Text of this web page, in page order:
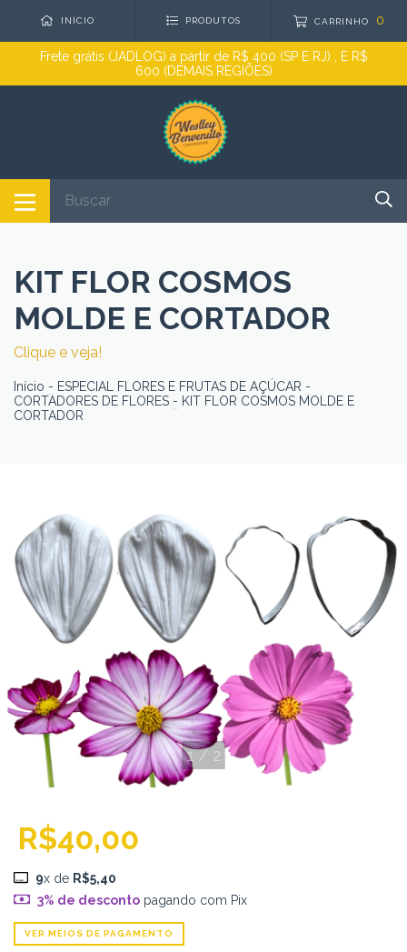
INÍCIO PRODUTOS CARRINHO 0
Frete grátis (JADLOG) a partir de R$ 400 (SP E RJ) , E R$
600 (DEMAIS REGIÕES)
KIT FLOR COSMOS
MOLDE E CORTADOR
Clique e veja!
Início - ESPECIAL FLORES E FRUTAS DE AÇÚCAR -
CORTADORES DE FLORES - KIT FLOR COSMOS MOLDE E
CORTADOR
1/ 2
R$40,00
9x de R$5,40
3% de descontopagando com Pix
VER MEIOS DE PAGAMENTO